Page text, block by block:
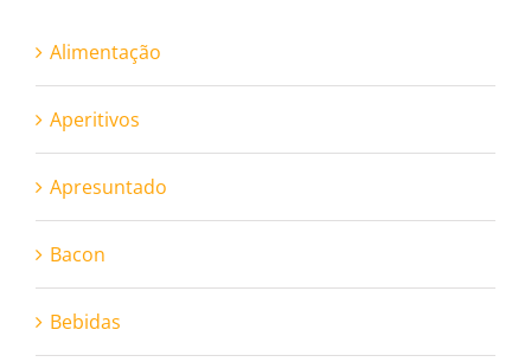
Alimentação
Aperitivos
Apresuntado
Bacon
Bebidas